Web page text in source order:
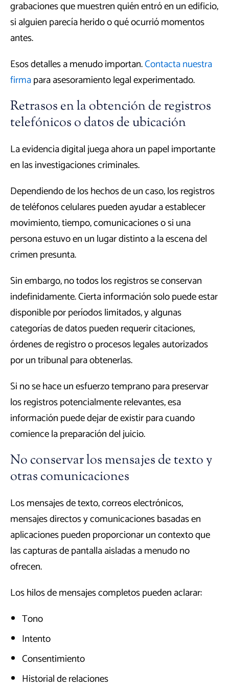
grabaciones que muestren quién entró en un edificio,
si alguien parecía herido o qué ocurrió momentos
antes.
Esos detalles a menudo importan.Contacta nuestra
firmapara asesoramiento legal experimentado.
Retrasos en la obtención de registros
telefónicos o datos de ubicación
La evidencia digital juega ahora un papel importante
en las investigaciones criminales.
Dependiendo de los hechos de un caso, los registros
de teléfonos celulares pueden ayudar a establecer
movimiento, tiempo, comunicaciones o si una
persona estuvo en un lugar distinto a la escena del
crimen presunta.
Sin embargo, no todos los registros se conservan
indefinidamente. Cierta información solo puede estar
disponible por períodos limitados, y algunas
categorías de datos pueden requerir citaciones,
órdenes de registro o procesos legales autorizados
por un tribunal para obtenerlas.
Si no se hace un esfuerzo temprano para preservar
los registros potencialmente relevantes, esa
información puede dejar de existir para cuando
comience la preparación del juicio.
No conservar los mensajes de texto y
otras comunicaciones
Los mensajes de texto, correos electrónicos,
mensajes directos y comunicaciones basadas en
aplicaciones pueden proporcionar un contexto que
las capturas de pantalla aisladas a menudo no
ofrecen.
Los hilos de mensajes completos pueden aclarar:
Tono
Intento
Consentimiento
Historial de relaciones